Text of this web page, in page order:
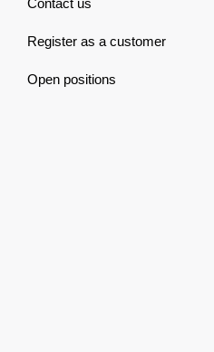
Contact us
Register as a customer
Open positions